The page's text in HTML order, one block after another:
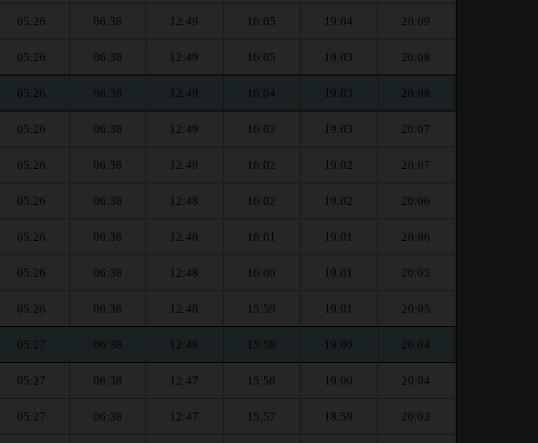
05:26 06:38 12:49 16:05 19:04 20:09
05:26 06:38 12:49 16:05 19:03 20:08
05:26 06:38 12:49 16:04 19:03 20:08
05:26 06:38 12:49 16:03 19:03 20:07
05:26 06:38 12:49 16:02 19:02 20:07
05:26 06:38 12:48 16:02 19:02 20:06
05:26 06:38 12:48 16:01 19:01 20:06
05:26 06:38 12:48 16:00 19:01 20:05
05:26 06:38 12:48 15:59 19:01 20:05
05:27 06:38 12:48 15:58 19:00 20:04
05:27 06:38 12:47 15:58 19:00 20:04
05:27 06:38 12:47 15:57 18:59 20:03